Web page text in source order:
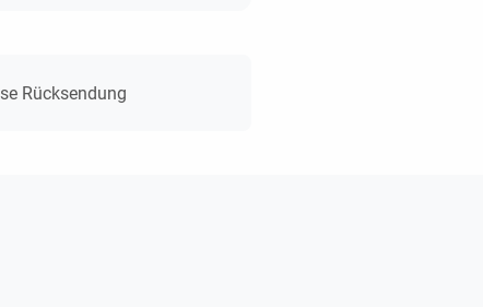
Rücksendung